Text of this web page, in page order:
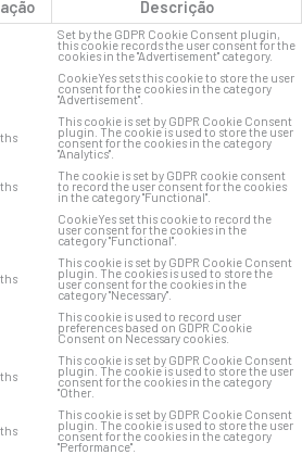
Descrição
Set by the GDPR Cookie Consent plugin,
this cookie records the user consent for the
cookies in the "Advertisement" category.
CookieYes sets this cookie to store the user
consent for the cookies in the category
"Advertisement".
This cookie is set by GDPR Cookie Consent
plugin. The cookie is used to store the user
consent for the cookies in the category
"Analytics".
The cookie is set by GDPR cookie consent
to record the user consent for the cookies
in the category "Functional".
CookieYes set this cookie to record the
user consent for the cookies in the
category "Functional".
This cookie is set by GDPR Cookie Consent
plugin. The cookies is used to store the
user consent for the cookies in the
category "Necessary".
This cookie is used to record user
preferences based on GDPR Cookie
Consent on Necessary cookies.
This cookie is set by GDPR Cookie Consent
plugin. The cookie is used to store the user
consent for the cookies in the category
"Other.
This cookie is set by GDPR Cookie Consent
plugin. The cookie is used to store the user
consent for the cookies in the category
"Performance".